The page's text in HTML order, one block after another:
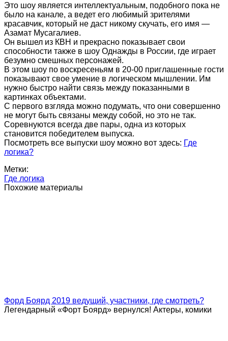
Это шоу является интеллектуальным, подобного пока не
было на канале, а ведет его любимый зрителями
красавчик, который не даст никому скучать, его имя —
Азамат Мусагалиев.
Он вышел из КВН и прекрасно показывает свои
способности также в шоу Однажды в России, где играет
безумно смешных персонажей.
В этом шоу по воскресеньям в 20-00 приглашенные гости
показывают свое умение в логическом мышлении. Им
нужно быстро найти связь между показанными в
картинках объектами.
С первого взгляда можно подумать, что они совершенно
не могут быть связаны между собой, но это не так.
Соревнуются всегда две пары, одна из которых
становится победителем выпуска.
Посмотреть все выпуски шоу можно вот здесь: Где
логика?
Метки:
Где логика
Похожие материалы
Форд Боярд 2019 ведущий, участники, где смотреть?
Легендарный «Форт Боярд» вернулся! Актеры, комики